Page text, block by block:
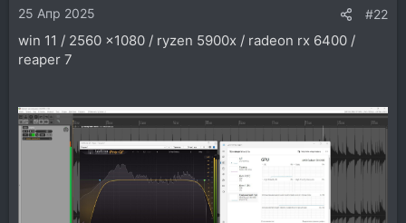
25 Апр 2025 #22
win 11 / 2560 ×1080 / ryzen 5900x / radeon rx 6400 /
reaper 7